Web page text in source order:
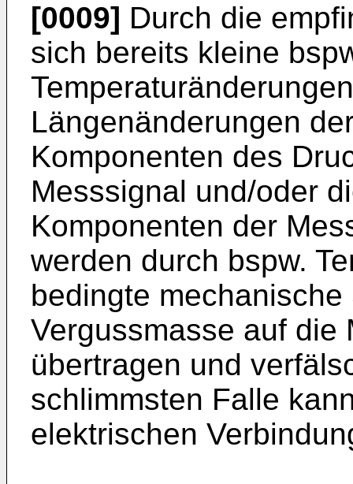
[0009] Durch die
sich bereits kleine
Längenänderungen
Komponenten des
Messsignal und/oder
Komponenten der
werden durch bspw.
bedingte
Vergussmasse auf die
übertragen und
schlimmsten Falle
elektrischen